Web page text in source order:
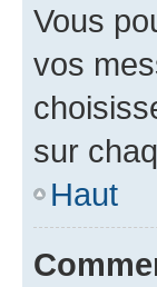
Vous
vos
sur
Haut